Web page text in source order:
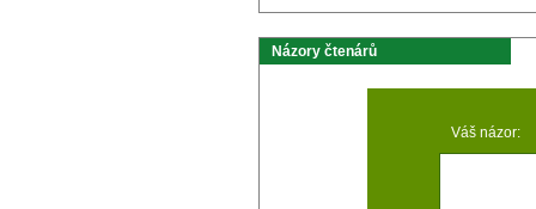
Názory čtenárů
Váš názor: